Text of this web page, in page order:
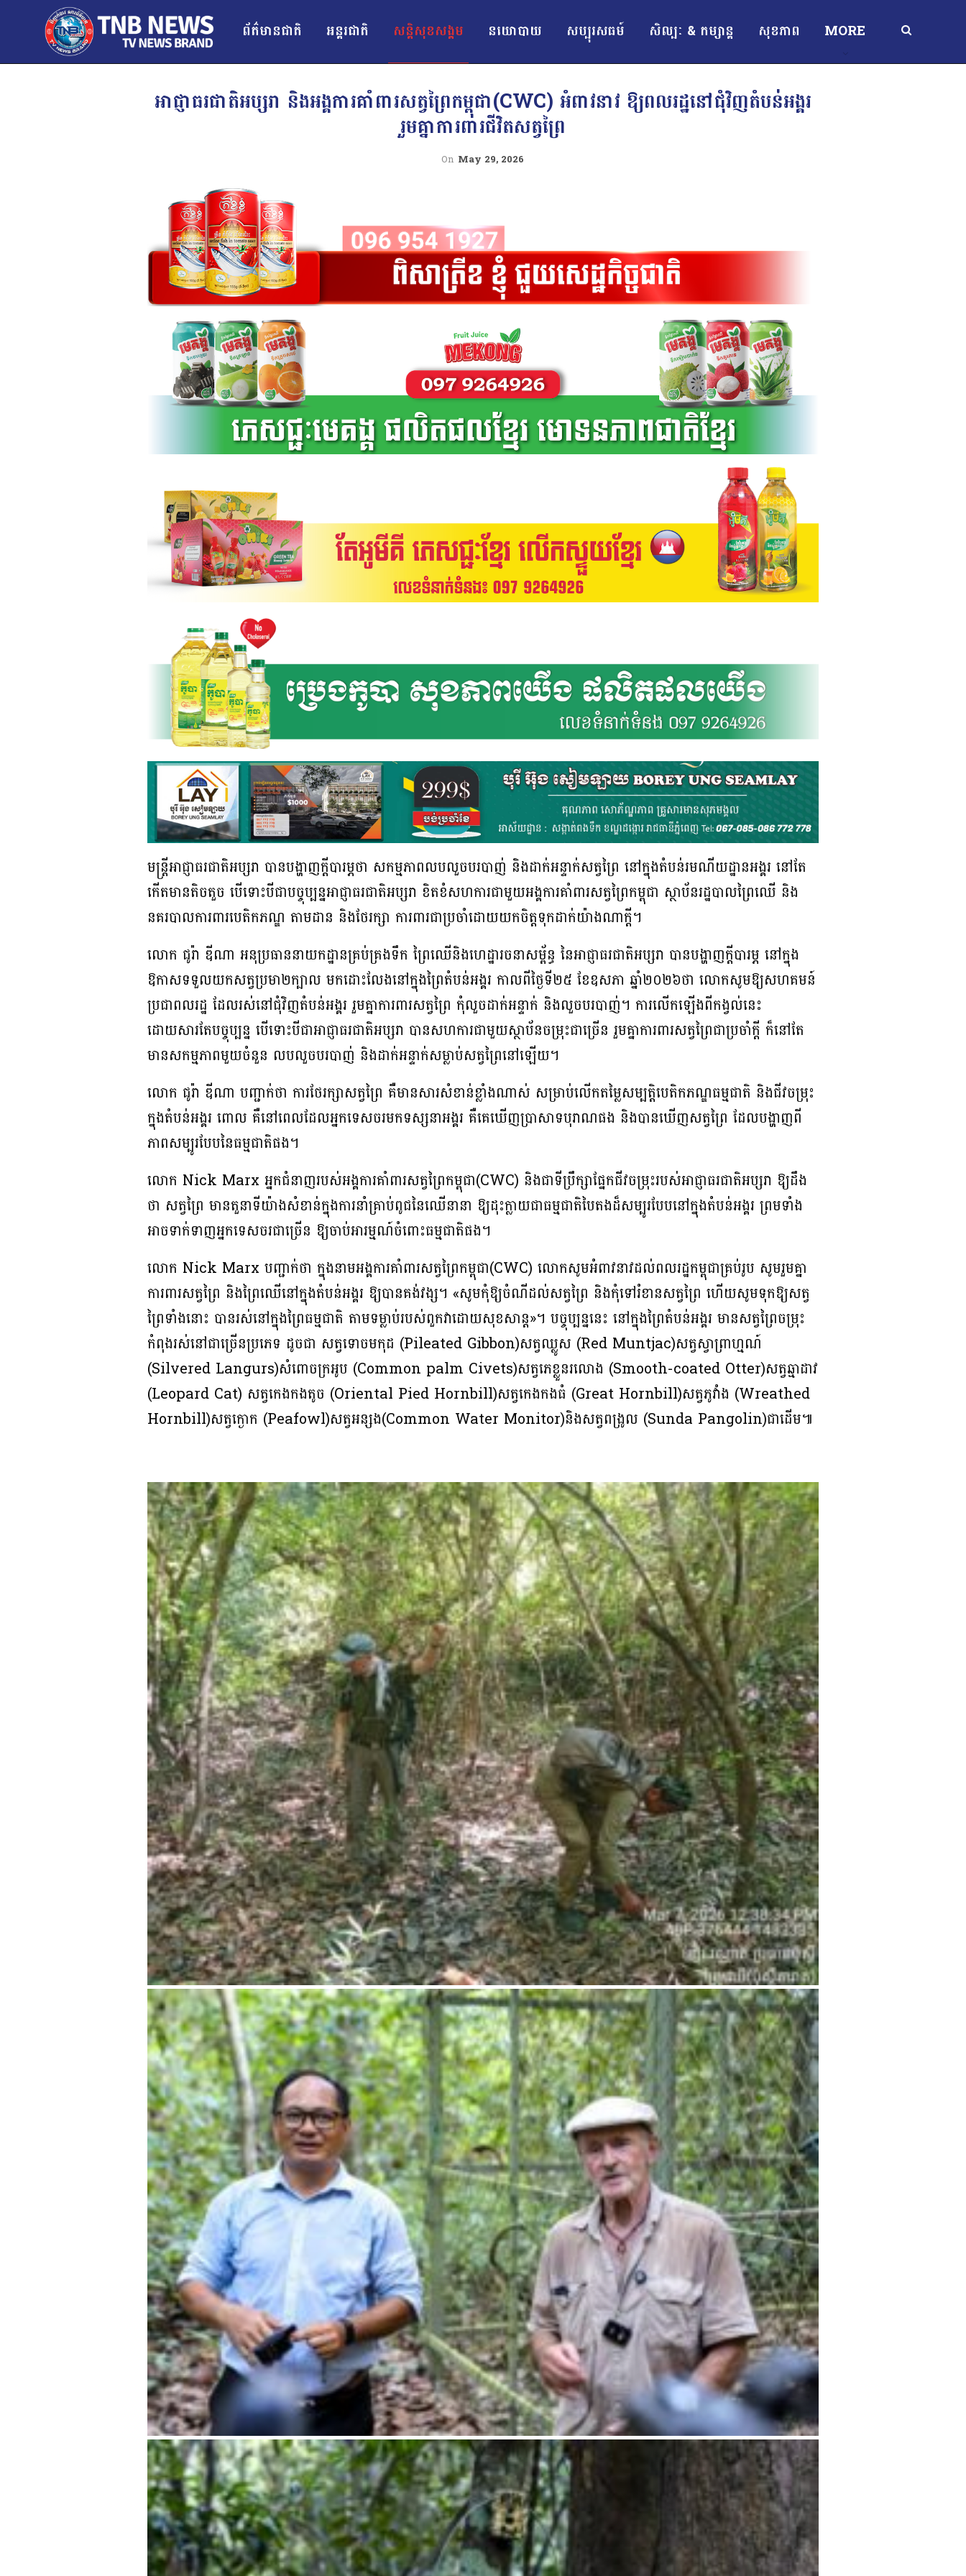
ព័ត៌មានជាតិ អន្ដរជាតិ សន្តិសុខសង្គម នយោបាយ សប្បុរសធម៍ សិល្បៈ & កម្សាន្ត សុខភាព MORE
អាជ្ញាធរ​ជាតិ​អប្សរា និង​អង្គការ​គាំពារ​សត្វ​ព្រៃ​កម្ពុជា​(CWC) ​អំពាវ​នាវ ​ឱ្យ​​ពលរដ្ឋ​នៅ​ជុំវិញ​តំបន់​អង្គរ​
រួម​គ្នា​ការពារ​ជីវិត​សត្វ​ព្រៃ​
On May 29, 2026
​មន្ត្រី​អាជ្ញាធរ​ជាតិ​អប្សរា ​​បាន​បង្ហាញ​ក្តី​បារម្ភ​​ថា សកម្មភាព​លប​លួច​បរ​បាញ់ និង​ដាក់​អន្ទាក់​សត្វព្រៃ ​នៅ​ក្នុង​តំបន់​រមណីយ​ដ្ឋាន​អង្គរ នៅ​តែ​
កើត​មាន​តិច​តួច​ ​បើទោះបី​ជា​បច្ចុប្បន្ន​អាជ្ញាធរ​ជាតិ​អប្សរា ​ខិតខំ​​សហការ​ជាមួយ​អង្គការ​គាំពារ​សត្វព្រៃ​កម្ពុជា ​ស្ថាប័ន​រដ្ឋបាល​ព្រៃ​ឈើ ​និង​
នគរបាលការពារ​​បេតិក​ភណ្ឌ​ ​​តាមដាន និងថែរក្សា ការពារ​​ជា​ប្រចាំ​ដោយ​​យក​ចិត្ត​ទុក​ដាក់​យ៉ាង​ណា​ក្តី​​។​
លោក ​ជូរ៉ា ឌីណា ​អនុប្រធាន​នាយកដ្ឋាន​គ្រប់គ្រង​ទឹក​ ព្រៃឈើ​និង​ហេដ្ឋា​រចនា​សម្ព័ន្ធ ​នៃ​អាជ្ញាធរ​ជាតិ​អប្សរា ​បាន​បង្ហាញ​ក្តី​បារម្ភ​ នៅ​ក្នុង​
ឱកាស​ទទួល​យក​សត្វ​ប្រមា​២​ក្បាល ​មក​ដោះលែង​នៅ​ក្នុងព្រៃ​​តំបន់អង្គរ​ កាល​ពី​ថ្ងៃ​ទី​២៥ ខែឧសភា ឆ្នាំ​២០២៦​ថា​ លោក​សូម​ឱ្យសហគមន៍​
ប្រជាពលរដ្ឋ ដែល​រស់​នៅ​ជុំវិញ​​តំបន់​អង្គរ​ ​រួមគ្នា​ការពារ​សត្វព្រៃ ​កុំលួច​​ដាក់អន្ទាក់ និង​លួច​បរបាញ់​។ ការ​លើក​ឡើង​ពី​កង្វល់​នេះ ​
ដោយសារ​តែ​បច្ចុប្បន្ន​ បើ​ទោះបី​ជា​អាជ្ញាធរ​ជាតិ​អប្សរា​ បាន​សហការ​ជាមួយ​ស្ថាប័ន​ចម្រុះ​ជា​ច្រើន ​រួមគ្នា​ការពារ​សត្វ​ព្រៃ​ជា​ប្រចាំ​ក្តី ​ក៏​នៅ​តែ​
មាន​សកម្មភាព​មួយចំនួន ​លប​លួច​បរបាញ់ និង​ដាក់​អន្ទាក់​សម្លាប់​សត្វ​ព្រៃ​នៅ​ឡើយ​។​​
លោក​ ជូរ៉ា ឌីណា ​​បញ្ជាក់​ថា​ ការ​ថែរក្សា​សត្វព្រៃ គឺ​មាន​សារសំខាន់​ខ្លាំង​ណាស់ ​សម្រាប់​លើក​តម្លៃសម្បត្តិបេតិកភណ្ឌធម្មជាតិ និង​ជីវចម្រុះ
ក្នុង​តំបន់​អង្គរ ​ពោល គឺ​នៅ​ពេល​ដែល​អ្នក​ទេសចរ​មក​ទស្សនា​អង្គរ គឺ​គេ​ឃើញ​ប្រាសាទ​បុរាណ​ផង ​និង​បាន​ឃើញ​សត្វ​ព្រៃ​ ដែល​បង្ហាញ​ពី​
ភាព​សម្បូរបែប​នៃ​ធម្មជាតិ​ផង។
​លោក​ Nick Marx ​អ្នក​ជំនាញ​របស់​​អង្គការ​គាំពារ​សត្វ​ព្រៃ​កម្ពុជា​(CWC) ​និង​ជា​ទីប្រឹក្សា​ផ្នែក​ជីវ​ចម្រុះ​​របស់​អាជ្ញាធរជាតិអប្សរា​ ឱ្យ​ដឹង​
ថា សត្វ​ព្រៃ ​មាន​តួនាទី​យ៉ាង​សំខាន់​ក្នុង​ការ​នាំ​គ្រាប់​ពូជ​នៃ​ឈើ​នានា ​ឱ្យ​ដុះ​​ក្លាយ​ជា​ធម្មជាតិ​បៃតង​ដ៏​សម្បូរបែប​នៅ​ក្នុង​តំបន់​អង្គរ​ ព្រម​ទាំង​
អាច​ទាក់​ទាញ​អ្នក​ទេសចរ​ជាច្រើន ​ឱ្យ​ចាប់​អារម្មណ៍​ចំពោះ​ធម្មជាតិ​ផង​។​​ ​​
លោក​ Nick Marx បញ្ជាក់​ថា ក្នុង​នាម​អង្គការ​គាំពារ​សត្វ​ព្រៃ​កម្ពុជា​(CWC)​ លោក​សូម​​​អំពាវ​នាវ​ដល់​ពល​រដ្ឋ​កម្ពុជា​គ្រប់​រូប ​សូម​រួម​គ្នា​
ការពារ​​សត្វព្រៃ និង​ព្រៃ​ឈើ​នៅ​ក្នុង​តំបន់​អង្គរ​ ឱ្យ​បាន​គង់​វង្ស​។ ​«​សូម​កុំ​ឱ្យ​ចំណី​ដល់​សត្វ​ព្រៃ ​និង​កុំ​ទៅ​រំខាន​សត្វ​ព្រៃ ​ហើយ​សូម​ទុក​ឱ្យ​សត្វ​
ព្រៃ​ទាំង​នោះ ​បាន​រស់​នៅ​ក្នុង​ព្រៃ​ធម្មជាតិ ​តាម​ទម្លាប់​របស់​ពួក​វា​ដោយ​សុខសាន្ត»។ បច្ចុប្បន្ន​នេះ នៅក្នុង​ព្រៃ​តំបន់អង្គរ មាន​សត្វព្រៃ​ចម្រុះ​
កំពុង​រស់​នៅ​ជាច្រើន​ប្រភេទ ​ដូ​ចជា សត្វ​ទោច​មកុដ (Pileated Gibbon)​សត្វឈ្លូស (Red Muntjac)​​សត្វស្វាព្រាហ្មណ៍​
(Silvered Langurs)​​សំពោចក្រអូប (Common palm Civets)សត្វភេខ្លួនរលោង (Smooth-coated Otter)​សត្វឆ្មាដាវ
(Leopard Cat) សត្វកេងកងតូច (Oriental Pied Hornbill)សត្វកេងកងធំ (Great Hornbill)​សត្វភូវាំង (Wreathed
Hornbill)​សត្វក្ងោក (Peafowl)​សត្វអន្សង(Common Water Monitor)និង​សត្វពង្រូល (Sunda Pangolin)ជាដើម៕